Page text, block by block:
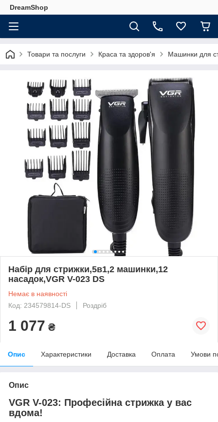
DreamShop
Товари та послуги Краса та здоров'я Машинки для
Набір для стрижки,5в1,2 машинки,12
насадок,VGR V-023 DS
Немає в наявності
Код: 234579814-DS
Роздріб
1 077 ₴
Опис Характеристики Доставка Оплата Умови
Опис
VGR V-023: Професійна стрижка у вас
вдома!